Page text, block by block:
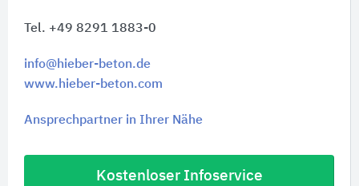
Tel. +49 8291 1883-0
info@hieber-beton.de
www.hieber-beton.com
Ansprechpartner in Ihrer Nähe
Kostenloser Infoservice